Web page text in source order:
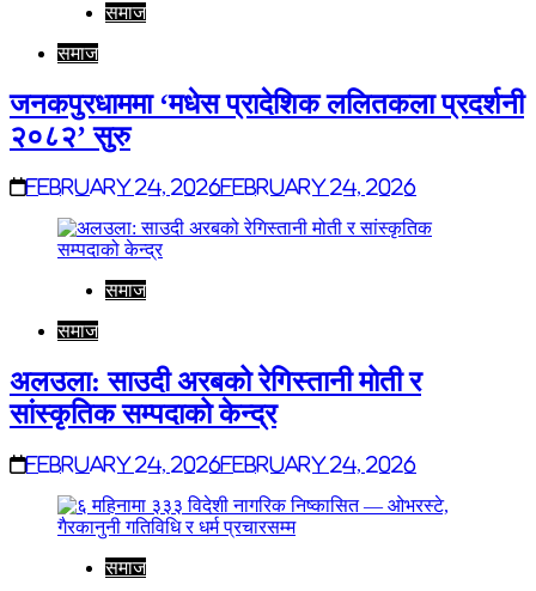
समाज
समाज
जनकपुरधाममा ‘मधेस प्रादेशिक ललितकला प्रदर्शनी
२०८२’ सुरु
February 24, 2026February 24, 2026
समाज
समाज
अलउला: साउदी अरबको रेगिस्तानी मोती र
सांस्कृतिक सम्पदाको केन्द्र
February 24, 2026February 24, 2026
समाज